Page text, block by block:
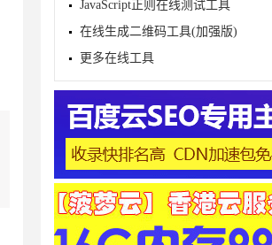
JavaScript正则在线测试工具
在线生成二维码工具(加强版)
更多在线工具